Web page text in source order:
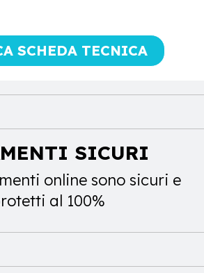
SCHEDA TECNICA
SICURI
online sono sicuri e
al 100%